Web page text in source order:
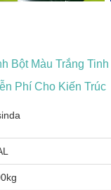
Bột Màu Trắng
Phí Cho Kiến Trúc